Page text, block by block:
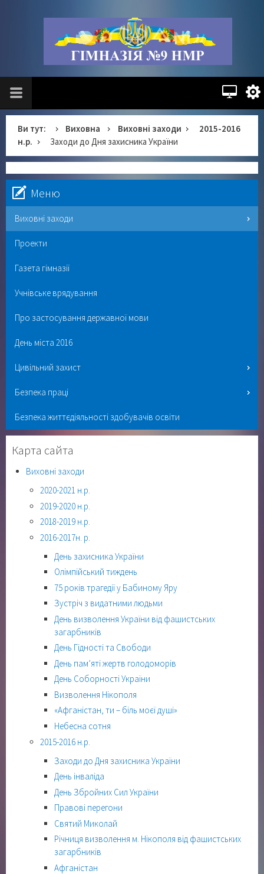
Ви тут: Виховна Виховні заходи
2015-2016
н.р.
Заходи до Дня захисника України
Меню
Виховні заходи
Проекти
Газета гімназії
Учнівське врядування
Про застосування державної мови
День міста 2016
Цивільний захист
Безпека праці
Безпека життєдіяльності здобувачів освіти
Карта сайта
Виховні заходи
2020-2021 н.р.
2019-2020 н.р.
2018-2019 н.р.
2016-2017н. р.
День захисника України
Олімпійський тиждень
75 років трагедії у Бабиному Яру
Зустріч з видатними людьми
День визволення України від фашистських
загарбників
День Гідності та Свободи
День пам’яті жертв голодоморів
День Соборності України
Визволення Нікополя
«Афганістан, ти – біль моєї душі»
Небесна сотня
2015-2016 н.р.
Заходи до Дня захисника України
День інваліда
День Збройних Сил України
Правові перегони
Святий Миколай
Річниця визволення м. Нікополя від фашистських
загарбників
Афганістан